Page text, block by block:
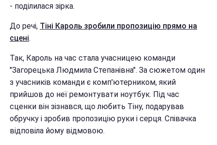
- поділилася зірка.
До речі, Тіні Кароль зробили пропозицію прямо на
сцені.
Так, Кароль на час стала учасницею команди
"Загорецька Людмила Степанівна". За сюжетом один
з учасників команди є комп'ютерником, який
прийшов до неї ремонтувати ноутбук. Під час
сценки він зізнався, що любить Тіну, подарував
обручку і зробив пропозицію руки і серця. Співачка
відповіла йому відмовою.